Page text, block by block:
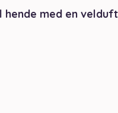
hende med en